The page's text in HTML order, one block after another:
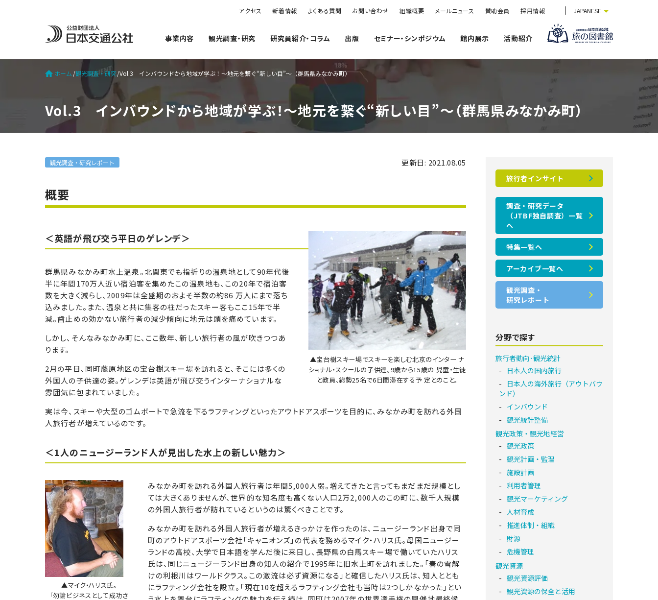
アクセス 新着情報 よくある質問 お問い合わせ 組織概要 メールニュース 賛助会員 採用情報 JAPANESE
事業内容 観光調査・研究 研究員紹介・コラム 出版 セミナー・シンポジウム 館内展示 活動紹介
ホーム 観光調査・研究 Vol.3 インバウンドから地域が学ぶ！～地元を繋ぐ“新しい目”～（群馬県みなかみ町）
Vol.3 インバウンドから地域が学ぶ！～地元を繋ぐ“新しい目”～（群馬県みなかみ町）
観光調査・研究レポート 更新日: 2021.08.05
概要
▲宝台樹スキー場でスキーを楽しむ北京のインター ナ
ショナル・スクールの子供達。9歳から15歳の 児童・生徒
と教員、総勢25名で6日間滞在する予 定とのこと。
＜英語が飛び交う平日のゲレンデ＞
群馬県みなかみ町水上温泉。北関東でも指折りの温泉地として90年代後
半に年間170万人近い宿泊客を集めたこの温泉地も、この20年で宿泊客
数を大きく減らし、2009年は全盛期のおよそ半数の約86 万人にまで落ち
込みました。また、温泉と共に集客の柱だったスキー客もここ15年で半
減。歯止めの効かない旅行者の減少傾向に地元は頭を痛めています。
しかし、そんなみなかみ町に、ここ数年、新しい旅行者の風が吹きつつあ
ります。
2月の平日、同町藤原地区の宝台樹スキー場を訪れると、そこには多くの
外国人の子供達の姿。ゲレンデは英語が飛び交うインターナショナルな
雰囲気に包まれていました。
実は今、スキーや大型のゴムボートで急流を下るラフティングといったアウトドアスポーツを目的に、みなかみ町を訪れる外国
人旅行者が増えているのです。
＜1人のニュージーランド人が見出した水上の新しい魅力＞
▲マイク・ハリス氏。
「勿論ビジネスとして成功さ
みなかみ町を訪れる外国人旅行者は年間5,000人弱。増えてきたと言ってもまだまだ規模とし
ては大きくありませんが、世界的な知名度も高くない人口2万2,000人のこの町に、数千人規模
の外国人旅行者が訪れているというのは驚くべきことです。
みなかみ町を訪れる外国人旅行者が増えるきっかけを作ったのは、ニュージーランド出身で同
町のアウトドアスポーツ会社「キャニオンズ」の代表を務めるマイク・ハリス氏。母国ニュージー
ランドの高校、大学で日本語を学んだ後に来日し、長野県の白馬スキー場で働いていたハリス
氏は、同じニュージーランド出身の知人の紹介で1995年に旧水上町を訪れました。「春の雪解
けの利根川はワールドクラス。この激流は必ず資源になる」と確信したハリス氏は、知人ととも
にラフティング会社を設立。「現在10を超えるラフティング会社も当時は2つしかなかった」とい
旅行者インサイト
調査・研究データ
（JTBF独自調査）一覧
へ
特集一覧へ
アーカイブ一覧へ
観光調査・
研究レポート
分野で探す
旅行者動向･観光統計
日本人の国内旅行
日本人の海外旅行（アウトバウ
ンド）
インバウンド
観光統計整備
観光政策・観光地経営
観光政策
観光計画・監理
施設計画
利用者管理
観光マーケティング
人材育成
推進体制・組織
財源
危機管理
観光資源
観光資源評価
観光資源の保全と活用